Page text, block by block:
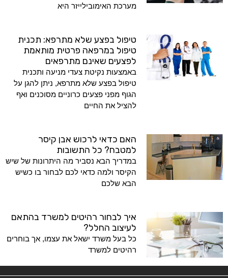
מערכת האימובילייזר היא
טיפול בפצע שלא מתרפא: תכנית
טיפול במרפאה פרטית מותאמת
לפצעים שאינם מתרפאים
באמצעות נקיטת צעדי מניעה ותכנית
טיפול בפצע שלא מתרפא, ניתן להגן על
הגוף מפני פצעים כרוניים מסוכנים ואף
להציל את החיים
האם כדאי לרכוש אבן קיסר
למטבח? כל התשובות
במדריך הבא נסביר מה היתרונות של שיש
הקיסר ולמה כדאי לכם לבחור בו כשיש
הבא שלכם
איך לבחור רהיטים למשרד בהתאם
לעיצוב החלל?
כל בעל משרד ישאל את עצמו, אך בוחרים
רהיטים למשרד